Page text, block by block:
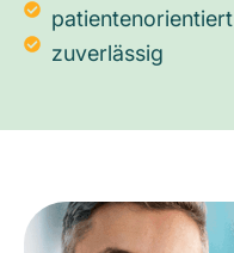
patientenorientiert
zuverlässig